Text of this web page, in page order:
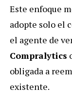
Este enfoque
adopte solo el
el agente de
Compralytics
obligada a
existente.